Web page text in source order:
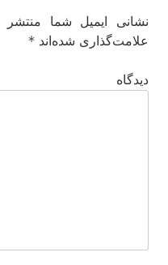
نشانی ایمیل شما منتشر
علامت‌گذاری شده‌اند *